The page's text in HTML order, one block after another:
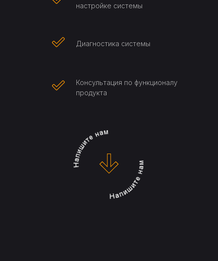
настройке системы
Диагностика системы
Консультация по функционалу
продукта